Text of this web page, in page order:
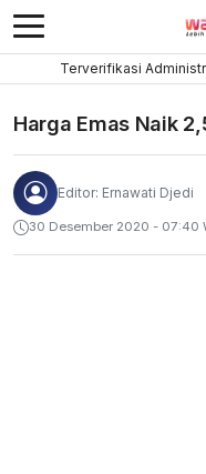
Terverifikasi
Harga Emas Naik
Editor: Ernawati Djedi
30 Desember 2020 - 07:40